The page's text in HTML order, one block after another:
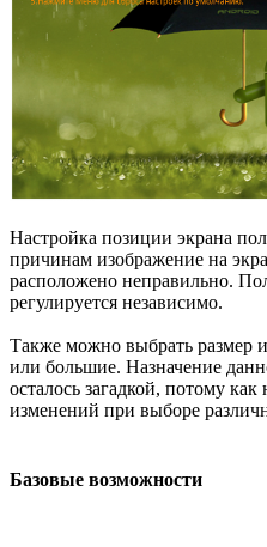
Настройка позиции экрана
причинам изображение на
расположено неправильно.
регулируется независимо.
Также можно выбрать размер
или большие. Назначение
осталось загадкой, потому
изменений при выборе
Базовые возможности